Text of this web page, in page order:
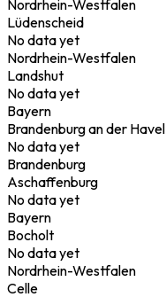
Nordrhein-Westfalen
Lüdenscheid
No data yet
Nordrhein-Westfalen
Landshut
No data yet
Bayern
Brandenburg an der Havel
No data yet
Brandenburg
Aschaffenburg
No data yet
Bayern
Bocholt
No data yet
Nordrhein-Westfalen
Celle